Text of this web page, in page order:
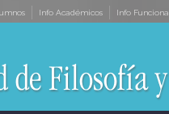
Info Académicos Info